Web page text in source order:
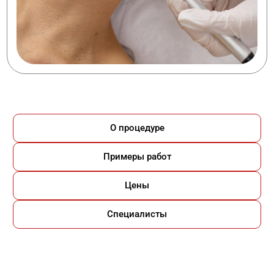
О процедуре
Примеры работ
Цены
Специалисты